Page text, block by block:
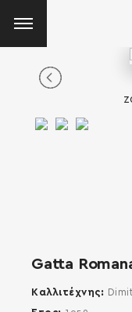
Gatta
Καλλιτέχνης